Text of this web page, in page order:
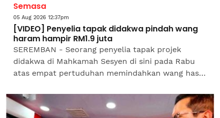
Semasa
05 Aug 2026 12:37pm
[VIDEO] Penyelia tapak didakwa pindah wang
haram hampir RM1.9 juta
SEREMBAN - Seorang penyelia tapak projek
didakwa di Mahkamah Sesyen di sini pada Rabu
atas empat pertuduhan memindahkan wang hasil
urusan penjualan lot...